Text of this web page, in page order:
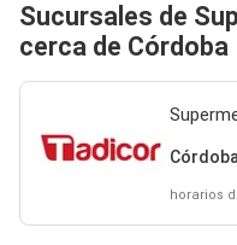
Sucursales de
cerca de Córdoba
Córdoba
horarios